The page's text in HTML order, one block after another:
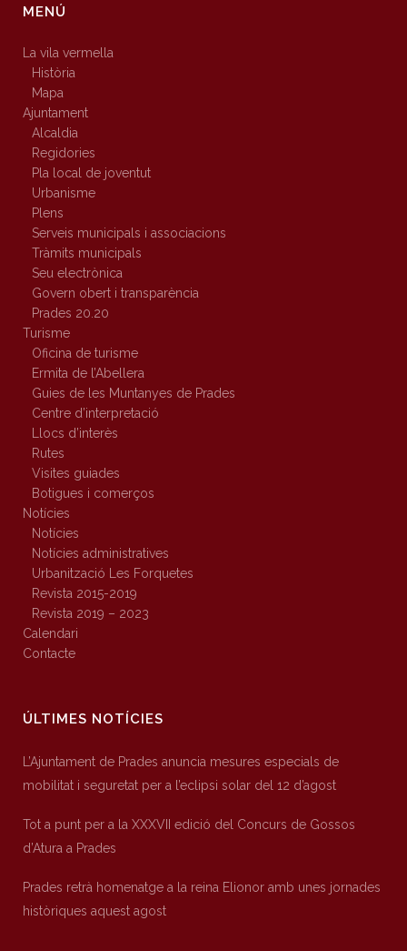
MENÚ
La vila vermella
Història
Mapa
Ajuntament
Alcaldia
Regidories
Pla local de joventut
Urbanisme
Plens
Serveis municipals i associacions
Tràmits municipals
Seu electrònica
Govern obert i transparència
Prades 20.20
Turisme
Oficina de turisme
Ermita de l’Abellera
Guies de les Muntanyes de Prades
Centre d’interpretació
Llocs d’interès
Rutes
Visites guiades
Botigues i comerços
Notícies
Notícies
Notícies administratives
Urbanització Les Forquetes
Revista 2015-2019
Revista 2019 – 2023
Calendari
Contacte
ÚLTIMES NOTÍCIES
L’Ajuntament de Prades anuncia mesures especials de
mobilitat i seguretat per a l’eclipsi solar del 12 d’agost
Tot a punt per a la XXXVII edició del Concurs de Gossos
d’Atura a Prades
Prades retrà homenatge a la reina Elionor amb unes jornades
històriques aquest agost